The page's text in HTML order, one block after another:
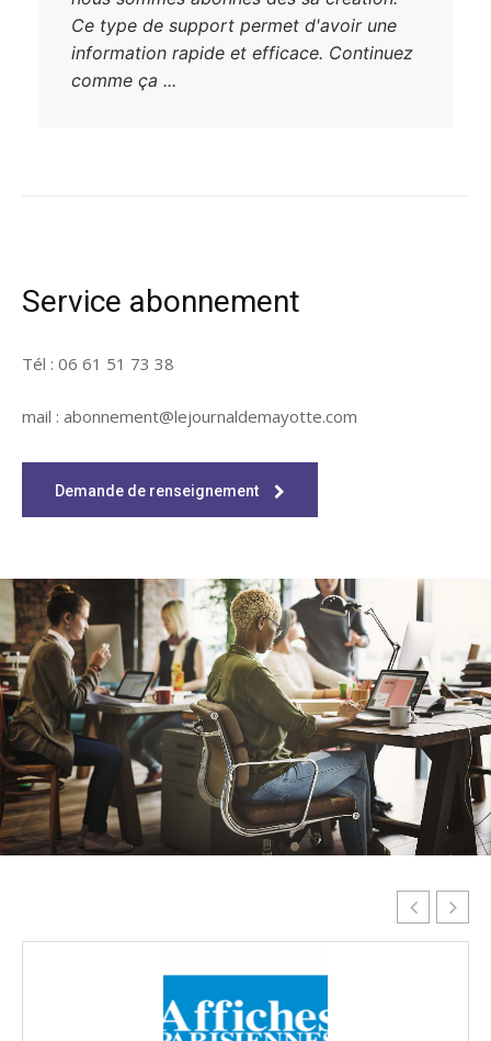
Ce type de support permet d'avoir une
information rapide et efficace. Continuez
comme ça ...
Service abonnement
Tél : 06 61 51 73 38
mail : abonnement@lejournaldemayotte.com
Demande de renseignement